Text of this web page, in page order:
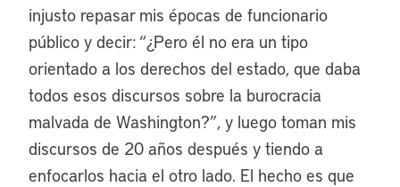
injusto repasar mis épocas de funcionario
público y decir: “¿Pero él no era un tipo
orientado a los derechos del estado, que daba
todos esos discursos sobre la burocracia
malvada de Washington?”, y luego toman mis
discursos de 20 años después y tiendo a
enfocarlos hacia el otro lado. El hecho es que